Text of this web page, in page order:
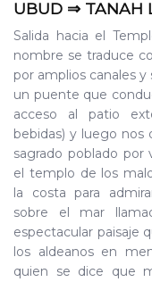
UBUD ⇒ TANAH
Salida hacia el
nombre se traduce
por amplios canales
un puente que
acceso al patio
bebidas) y luego nos
sagrado poblado
el templo de los
la costa para
sobre el mar
espectacular paisaje
los aldeanos en
quien se dice que